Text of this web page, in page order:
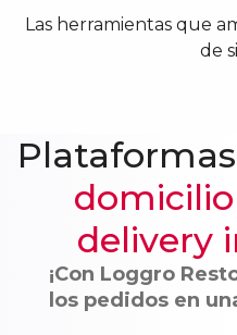
Las herramientas que
de
delivery
¡Con Loggro
los pedidos en